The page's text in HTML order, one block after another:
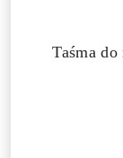
Taśma